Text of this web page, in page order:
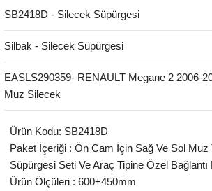
SB2418D - Silecek Süpürgesi
Silbak - Silecek Süpürgesi
EASLS290359- RENAULT Megane 2 2006-
Muz Silecek
Ürün Kodu: SB2418D
Paket İçeriği : Ön Cam İçin Sağ Ve Sol Muz
Süpürgesi Seti Ve Araç Tipine Özel Bağlantı
Ürün Ölçüleri : 600+450mm